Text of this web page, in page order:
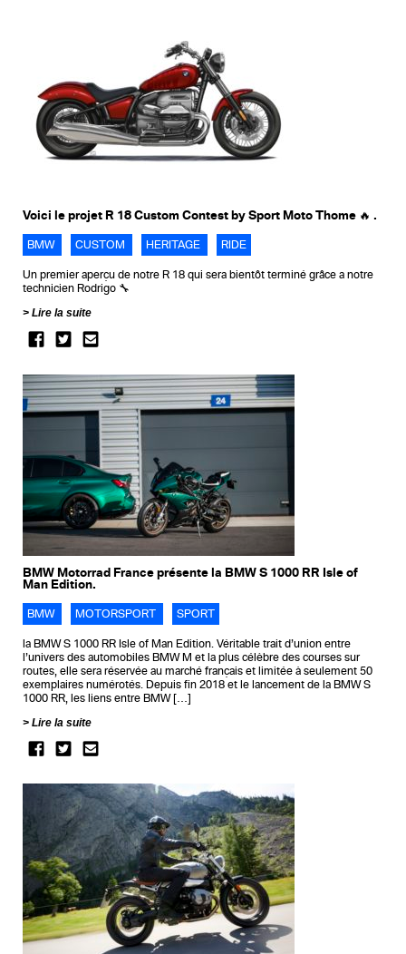
Voici le projet R 18 Custom Contest by Sport Moto Thome 🔥 .
BMW CUSTOM HERITAGE RIDE
Un premier aperçu de notre R 18 qui sera bientôt terminé grâce a notre
technicien Rodrigo 🔧
Lire la suite
BMW Motorrad France présente la BMW S 1000 RR Isle of
Man Edition.
BMW MOTORSPORT SPORT
la BMW S 1000 RR Isle of Man Edition. Véritable trait d’union entre
l’univers des automobiles BMW M et la plus célèbre des courses sur
routes, elle sera réservée au marché français et limitée à seulement 50
exemplaires numérotés. Depuis fin 2018 et le lancement de la BMW S
1000 RR, les liens entre BMW […]
Lire la suite